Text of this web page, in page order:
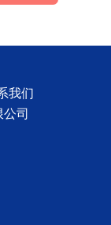
我们
司